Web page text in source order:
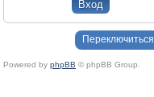
Powered by phpBB © phpBB Group.